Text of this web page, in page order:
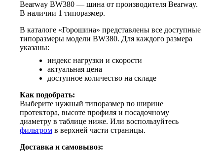
Bearway BW380 — шина от производителя Bearway.
В наличии 1 типоразмер.
В каталоге «Горошина» представлены все доступные
типоразмеры модели BW380. Для каждого размера
указаны:
индекс нагрузки и скорости
актуальная цена
доступное количество на складе
Как подобрать:
Выберите нужный типоразмер по ширине
протектора, высоте профиля и посадочному
диаметру в таблице ниже. Или воспользуйтесь
фильтром в верхней части страницы.
Доставка и самовывоз: